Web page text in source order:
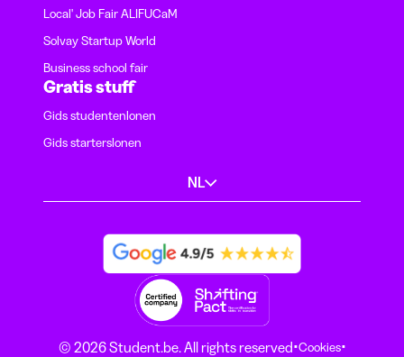
Local' Job Fair ALIFUCaM
Solvay Startup World
Business school fair
Gratis stuff
Gids studentenlonen
Gids starterslonen
NL
© 2026 Student.be. All rights reserved·Cookies·